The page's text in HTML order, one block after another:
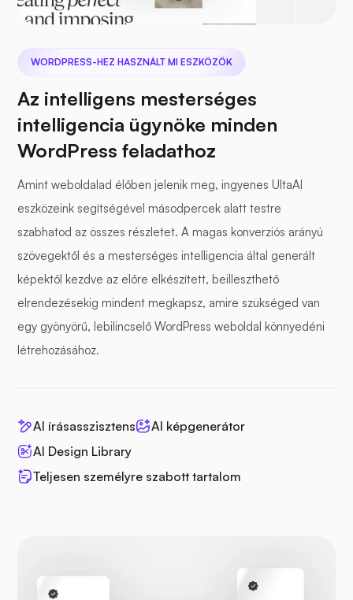
WORDPRESS-HEZ HASZNÁLT MI ESZKÖZÖK
Az intelligens mesterséges
intelligencia ügynöke minden
WordPress feladathoz
Amint weboldalad élőben jelenik meg, ingyenes UltaAI
eszközeink segítségével másodpercek alatt testre
szabhatod az összes részletet. A magas konverziós arányú
szövegektől és a mesterséges intelligencia által generált
képektől kezdve az előre elkészített, beilleszthető
elrendezésekig mindent megkapsz, amire szükséged van
egy gyönyörű, lebilincselő WordPress weboldal könnyedéni
létrehozásához.
AI írásasszisztens
AI képgenerátor
AI Design Library
Teljesen személyre szabott tartalom